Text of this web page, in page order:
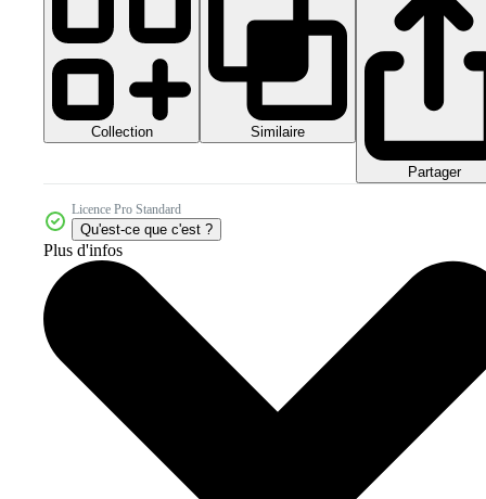
Collection Similaire
Partager
Licence Pro Standard
Qu'est-ce que c'est ?
Plus d'infos